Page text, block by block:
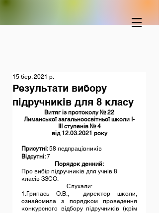
Результати вибору
підручників для 8 класу
15 бер. 2021 р.
Витяг із протоколу № 22
Лиманської загальноосвітньої школи І-
ІІІ ступенів № 4
від 12.03.2021 року
Присутні: 58 педпрацівників
Відсутні: 7
Порядок денний:
Про вибір підручників для учнів 8
класів ЗЗСО.
Слухали:
1.Грипась О.В.,  директор школи,
ознайомила з порядком проведення
конкурсного відбору підручників (крім